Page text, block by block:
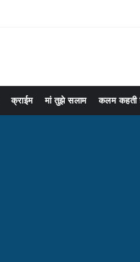
क्राईम मां तुझे सलाम कलम कहती